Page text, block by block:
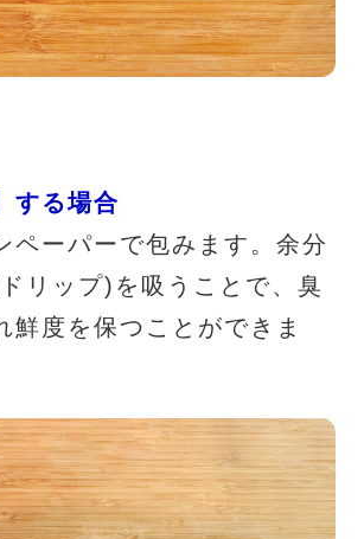
する場合
ペーパーで包みます。余分
リップ)を吸うことで、臭
鮮度を保つことができま